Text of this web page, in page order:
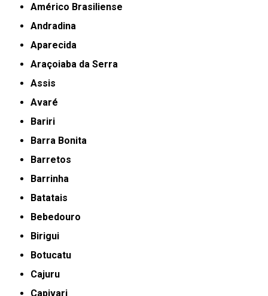
Américo Brasiliense
Andradina
Aparecida
Araçoiaba da Serra
Assis
Avaré
Bariri
Barra Bonita
Barretos
Barrinha
Batatais
Bebedouro
Birigui
Botucatu
Cajuru
Capivari